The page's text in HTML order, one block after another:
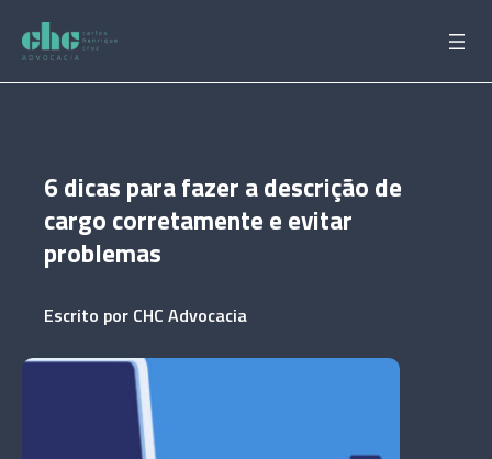
para
conteúdo
6 dicas para fazer a descrição de
cargo corretamente e evitar
problemas
Escrito por CHC Advocacia